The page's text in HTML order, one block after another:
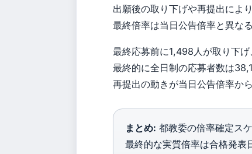
出願後の取り下げや再提出により
最終倍率は当日公告倍率と異な
最終応募前に1,498人が取り下げ
最終的に全日制の応募者数は
再提出の動きが当日公告倍率か
まとめ: 都教委の倍率確定ス
最終的な実質倍率は合格発表